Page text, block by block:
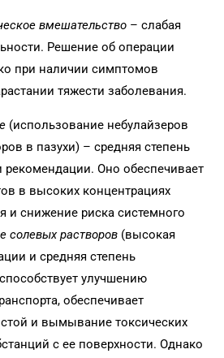
вмешательство – слабая
Решение об операции
при наличии симптомов
тяжести заболевания.
(использование небулайзеров
в пазухи) – средняя степень
рекомендации. Оно обеспечивает
в высоких концентрациях
и снижение риска системного
солевых растворов (высокая
и средняя степень
улучшению
обеспечивает
и вымывание токсических
с ее поверхности. Однако